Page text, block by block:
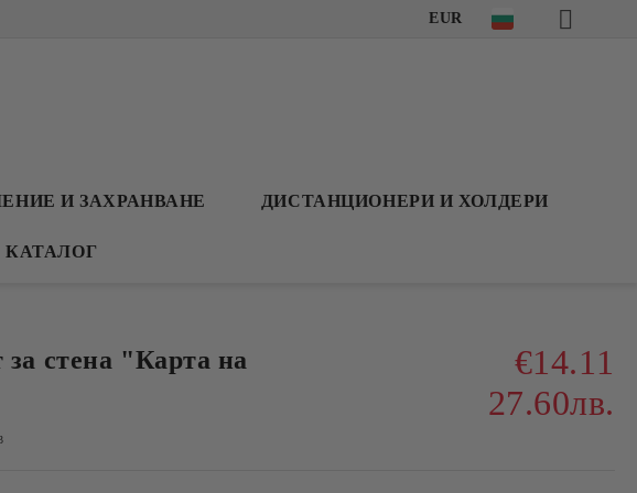
EUR
И ЗАХРАНВАНЕ ДИСТАНЦИОНЕРИ И ХОЛДЕРИ
КАТАЛОГ
за стена "Карта на
€14.11
27.60лв.